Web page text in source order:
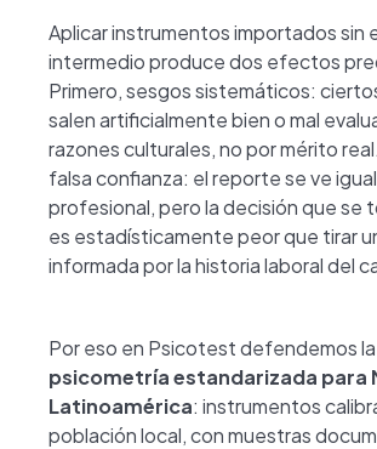
Aplicar instrumentos importados sin
intermedio produce dos efectos
Primero, sesgos sistemáticos:
salen artificialmente bien o mal
razones culturales, no por mérito
falsa confianza: el reporte se ve
profesional, pero la decisión que se
es estadísticamente peor que tirar
informada por la historia laboral del
Por eso en Psicotest defendemos la
psicometría estandarizada para
Latinoamérica: instrumentos
población local, con muestras